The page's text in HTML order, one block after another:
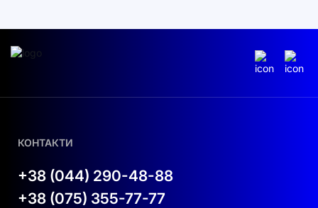
КОНТАКТИ
+38 (044) 290-48-88
+38 (075) 355-77-77